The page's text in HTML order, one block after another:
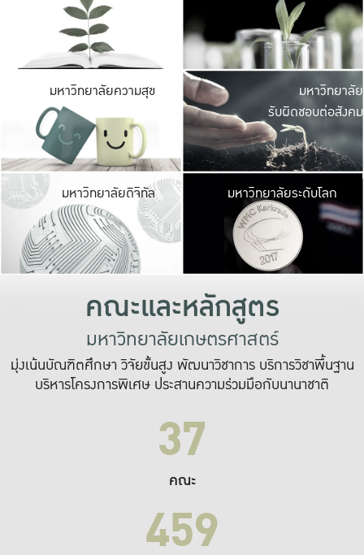
มีพื้นที่เขียวสดใส
เป็นป่าในเมือง เกษต
มหาวิทยาลัยความสุข มหาวิ
ค
เปิดประ
และพบเรื่องราวใ
มหาวิทยาลัย
รับผิดชอบต่อสังคม
มหาวิทยาลัยดิจิทัล มหาวิ
เปลี่ยนแปลง แล
เพื่อทำง
ระบบสารสนเทศ
มหาวิทยาลัยระดับโลก
คณะและหลักสูตร
มหาวิทยาลัยเกษตรศาสตร์
มุ่งเน้นบัณฑิตศึกษา วิจัยขั้นสูง พัฒนาวิชาการ บริการวิชาพื้นฐาน
บริหารโครงการพิเศษ ประสานความร่วมมือกับนานาชาติ
37
คณะ
459